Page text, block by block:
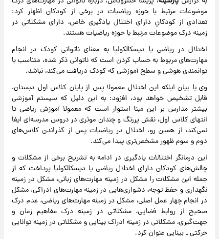
موضوعات مرتبط با حوزه ریاضیات در برخی از کودکان اظهار کرد:
تعدادی از کودکانِ دارای اختلال یادگیری خاص، دارای مشکلاتی در
زمینه درک موضوعات مرتبط با حوزه ریاضیات هستند.
اختلال در ریاضی یا دیسکالکولیا به معنای ناتوانی کودک در انجام
مهارت‌های مربوط به حساب کردن است که ناتوانی ذکر شده، متناسب با
توانمندی هوشی و سطح آموزشی که کودک دریافت می‌کند، نباشد.
وی با بیان اینکه این اختلال معمولا پس از پایان کلاس اول دبستان،
قابل تشخیص خواهد بود، افزود: به این دلیل که سیستم آموزشی
بیشتر مدارس بر این مبنا استوار است که معمولا آموزش ریاضی تا
انتهای کلاس اول، نقش پررنگ و چندان موثری در دروس مدرسه‌ای ایفا
نمی‌کند، از همین رو،‌ اختلال در ریاضیات پس از گذراندن کلاس‌های
دوم و سوم ظهور مشخص‌تری پیدا می‌کند.
این درمانگر اختلالات یادگیری در ادامه به تشریح برخی از مشکلات و
چالش‌های کودکان دارای اختلال ریاضی یا دیسکالکولیا پرداخت که از
جمله این مشکلات را مشکل در زمینه مهارت‌های زبانی، مشکل در زمینه
نگهداری و حفظ توجه، دشواری‌هایی در زمینه مهارت‌های ادراکی، مشکل
در انجام چهار عمل اصلی، مشکل در زمینه مهارت‌های ریاضی، عدم درک
صحیح از روابط فضایی، مشکلاتی در زمینه درک مفاهیم زمان و
جهت‌گیری، مشکلاتی در زمینه ادراک بینایی و مشکلاتی در زمینه توانایی
حرکتی ـ بینایی عنوان کرد.